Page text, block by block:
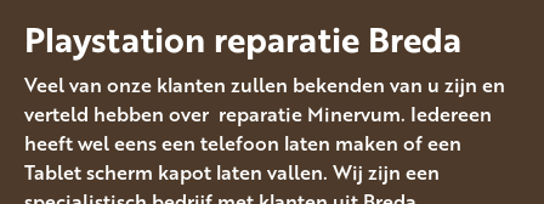
Playstation reparatie Breda
Veel van onze klanten zullen bekenden van u zijn en
verteld hebben over reparatie Minervum. Iedereen
heeft wel eens een telefoon laten maken of een
Tablet scherm kapot laten vallen. Wij zijn een